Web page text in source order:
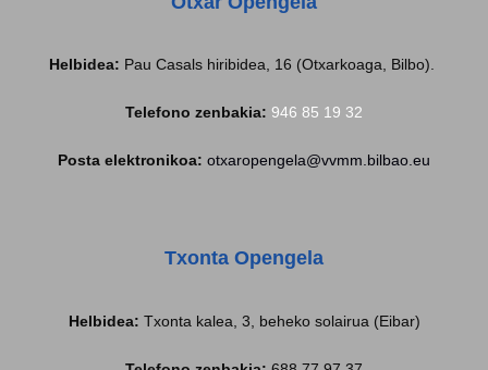
Helbidea: Pau Casals hiribidea, 16 (Otxarkoaga, Bilbo).
Telefono zenbakia: 946 85 19 32
Posta elektronikoa: otxaropengela@vvmm.bilbao.eu
Txonta Opengela
Helbidea: Txonta kalea, 3, beheko solairua (Eibar)